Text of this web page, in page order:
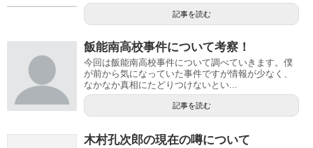
記事を読む
飯能南高校事件について考察！
今回は飯能南高校事件について調べていきます。僕
が前から気になっていた事件ですが情報が少なく、
なかなか真相にたどりつけないとい...
記事を読む
木村孔次郎の現在の噂について